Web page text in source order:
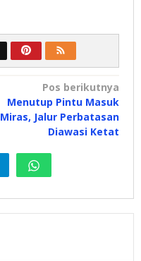
Pos berikutnya
Menutup Pintu Masuk
Miras, Jalur Perbatasan
Diawasi Ketat